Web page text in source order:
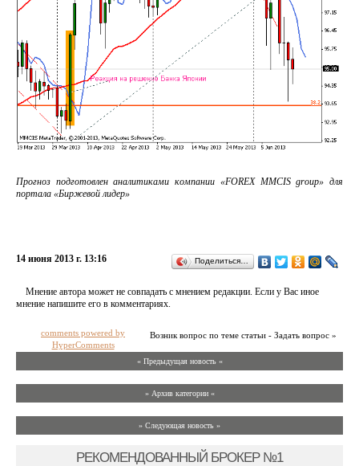
Прогноз подготовлен аналитиками компании «FOREX MMCIS group» для
портала «Биржевой лидер»
14 июня 2013 г. 13:16 Поделиться…
Мнение автора может не совпадать с мнением редакции. Если у Вас иное
мнение напишите его в комментариях.
Возник вопрос по теме статьи - Задать вопрос »
comments powered by
HyperComments
« Предыдущая новость «
» Архив категории «
» Следующая новость »
РЕКОМЕНДОВАННЫЙ БРОКЕР №1